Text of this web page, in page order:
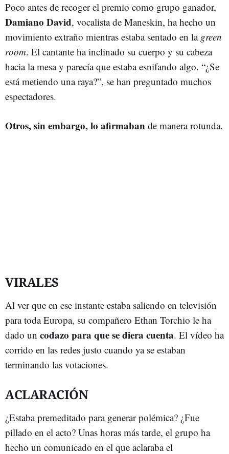
Poco antes de recoger el premio como grupo ganador,
Damiano David, vocalista de Maneskin, ha hecho un
movimiento extraño mientras estaba sentado en la green
room. El cantante ha inclinado su cuerpo y su cabeza
hacia la mesa y parecía que estaba esnifando algo. “¿Se
está metiendo una raya?”, se han preguntado muchos
espectadores.
Otros, sin embargo, lo afirmaban de manera rotunda.
VIRALES
Al ver que en ese instante estaba saliendo en televisión
para toda Europa, su compañero Ethan Torchio le ha
dado un codazo para que se diera cuenta. El vídeo ha
corrido en las redes justo cuando ya se estaban
terminando las votaciones.
ACLARACIÓN
¿Estaba premeditado para generar polémica? ¿Fue
pillado en el acto? Unas horas más tarde, el grupo ha
hecho un comunicado en el que aclaraba el